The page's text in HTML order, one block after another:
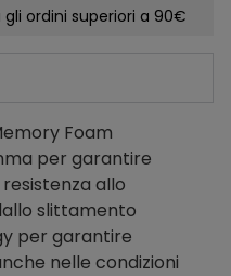
ordini superiori a 90€
Foam
per garantire
allo
slittamento
per garantire
nelle condizioni